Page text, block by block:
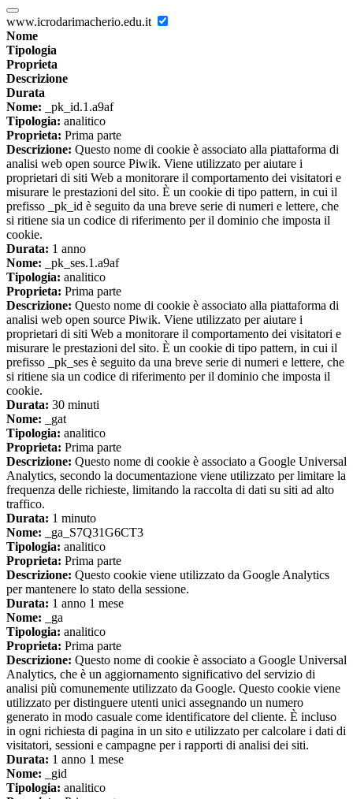
www.icrodarimacherio.edu.it
Nome
Tipologia
Proprieta
Descrizione
Durata
Nome: _pk_id.1.a9af
Tipologia: analitico
Proprieta: Prima parte
Descrizione: Questo nome di cookie è associato alla piattaforma di
analisi web open source Piwik. Viene utilizzato per aiutare i
proprietari di siti Web a monitorare il comportamento dei visitatori e
misurare le prestazioni del sito. È un cookie di tipo pattern, in cui il
prefisso _pk_id è seguito da una breve serie di numeri e lettere, che
si ritiene sia un codice di riferimento per il dominio che imposta il
cookie.
Durata: 1 anno
Nome: _pk_ses.1.a9af
Tipologia: analitico
Proprieta: Prima parte
Descrizione: Questo nome di cookie è associato alla piattaforma di
analisi web open source Piwik. Viene utilizzato per aiutare i
proprietari di siti Web a monitorare il comportamento dei visitatori e
misurare le prestazioni del sito. È un cookie di tipo pattern, in cui il
prefisso _pk_ses è seguito da una breve serie di numeri e lettere, che
si ritiene sia un codice di riferimento per il dominio che imposta il
cookie.
Durata: 30 minuti
Nome: _gat
Tipologia: analitico
Proprieta: Prima parte
Descrizione: Questo nome di cookie è associato a Google Universal
Analytics, secondo la documentazione viene utilizzato per limitare la
frequenza delle richieste, limitando la raccolta di dati su siti ad alto
traffico.
Durata: 1 minuto
Nome: _ga_S7Q31G6CT3
Tipologia: analitico
Proprieta: Prima parte
Descrizione: Questo cookie viene utilizzato da Google Analytics
per mantenere lo stato della sessione.
Durata: 1 anno 1 mese
Nome: _ga
Tipologia: analitico
Proprieta: Prima parte
Descrizione: Questo nome di cookie è associato a Google Universal
Analytics, che è un aggiornamento significativo del servizio di
analisi più comunemente utilizzato da Google. Questo cookie viene
utilizzato per distinguere utenti unici assegnando un numero
generato in modo casuale come identificatore del cliente. È incluso
in ogni richiesta di pagina in un sito e utilizzato per calcolare i dati di
visitatori, sessioni e campagne per i rapporti di analisi dei siti.
Durata: 1 anno 1 mese
Nome: _gid
Tipologia: analitico